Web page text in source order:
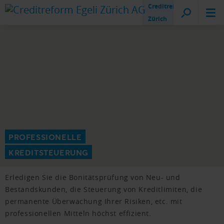
Creditreform
Zürich
PROFESSIONELLE
KREDITSTEUERUNG
Erledigen Sie die Bonitätsprüfung von Neu- und
Bestandskunden, die Steuerung von Kreditlimiten, die
permanente Überwachung Ihrer Risiken, etc. mit
professionellen Mitteln höchst effizient.